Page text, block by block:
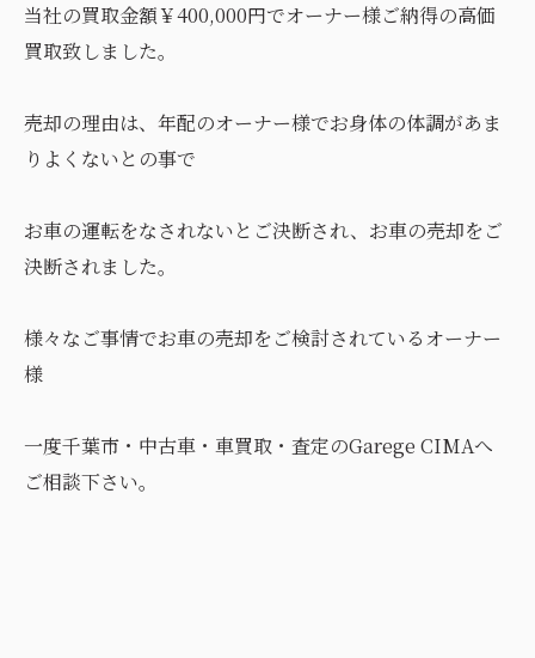
当社の買取金額￥400,000円でオーナー様ご納得の高価
買取致しました。
売却の理由は、年配のオーナー様でお身体の体調があま
りよくないとの事で
お車の運転をなされないとご決断され、お車の売却をご
決断されました。
様々なご事情でお車の売却をご検討されているオーナー
様
一度千葉市・中古車・車買取・査定のGarege CIMAへ
ご相談下さい。